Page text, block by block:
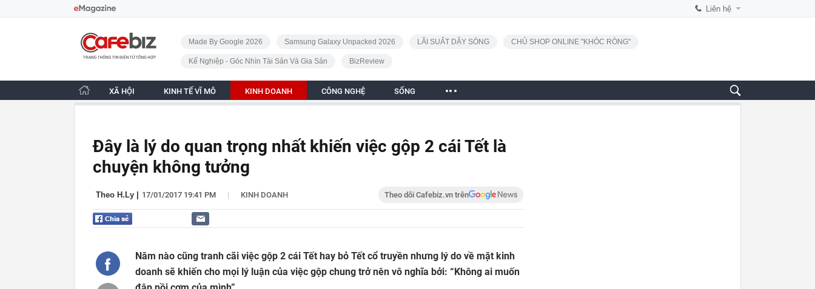
Liên hệ
CafeBiz - Trang chủ
Made By Google 2026 Samsung Galaxy Unpacked 2026 LÃI SUẤT DẬY SÓNG CHỦ SHOP ONLINE "KHÓC RÒNG"
Kế Nghiệp - Góc Nhìn Tài Sản Và Gia Sản BizReview
XÃ HỘI KINH TẾ VĨ MÔ KINH DOANH CÔNG NGHỆ SỐNG
Đây là lý do quan trọng nhất khiến việc gộp 2 cái Tết là
chuyện không tưởng
Theo H.Ly 17/01/2017 19:41 PM | KINH DOANH Theo dõi Cafebiz.vn trên
Năm nào cũng tranh cãi việc gộp 2 cái Tết hay bỏ Tết cổ truyền nhưng lý do về mặt kinh
doanh sẽ khiến cho mọi lý luận của việc gộp chung trở nên vô nghĩa bởi: “Không ai muốn